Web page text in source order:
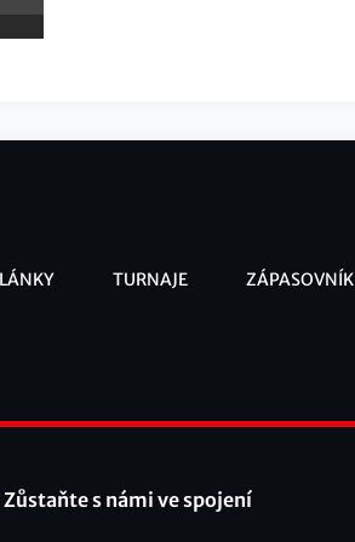
TURNAJE ZÁPASOVNÍK
Zůstaňte s námi ve spojení